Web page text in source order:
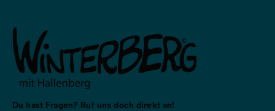
Du hast Fragen? Ruf uns doch direkt an!